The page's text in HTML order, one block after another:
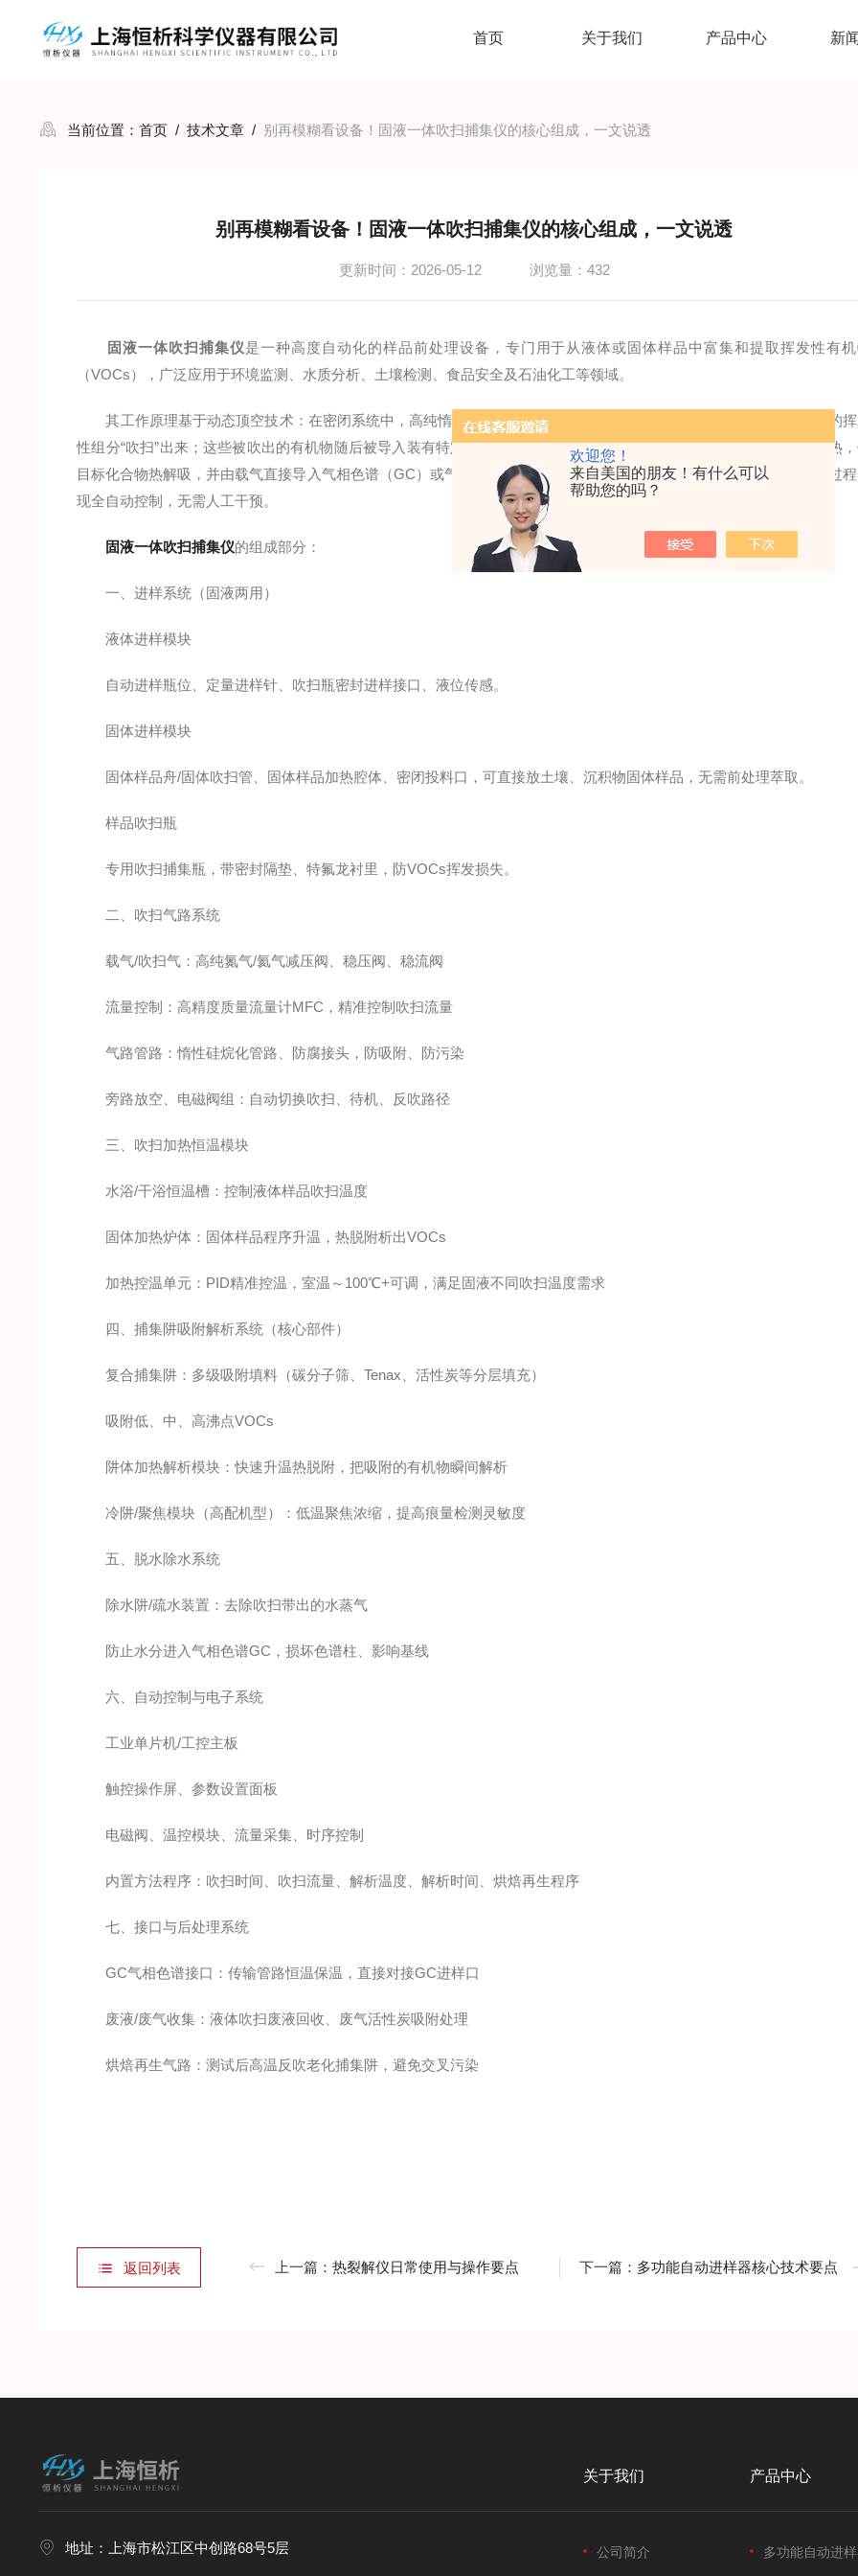
欢迎您！
来自美国的朋友！有什么可以
帮助您的吗？
首页 关于我们 产品中心 新
当前位置：首页 /技术文章 / 别再模糊看设备！固液一体吹扫捕集仪的核心组成，一文说透
别再模糊看设备！固液一体吹扫捕集仪的核心组成，一文说透
更新时间：2026-05-12 浏览量：432
固液一体吹扫捕集仪是一种高度自动化的样品前处理设备，专门用于从液体或固体样品中富集和提取挥发性有
（VOCs），广泛应用于环境监测、水质分析、土壤检测、食品安全及石油化工等领域。
其工作原理基于动态顶空技术：在密闭系统中，高纯惰性气体（如氦气或氮气）以恒定流速通入样品瓶，将样品中的
性组分“吹扫”出来；这些被吹出的有机物随后被导入装有特定吸附剂的低温捕集管中富集。完成吹扫后，捕集管迅速加热
目标化合物热解吸，并由载气直接导入气相色谱（GC）或气相色谱-质谱联用仪（GC-MS）进行分离与定量分析。整个过
现全自动控制，无需人工干预。
固液一体吹扫捕集仪的组成部分：
一、进样系统（固液两用）
液体进样模块
自动进样瓶位、定量进样针、吹扫瓶密封进样接口、液位传感。
固体进样模块
固体样品舟/固体吹扫管、固体样品加热腔体、密闭投料口，可直接放土壤、沉积物固体样品，无需前处理萃取。
样品吹扫瓶
专用吹扫捕集瓶，带密封隔垫、特氟龙衬里，防VOCs挥发损失。
二、吹扫气路系统
载气/吹扫气：高纯氮气/氦气减压阀、稳压阀、稳流阀
流量控制：高精度质量流量计MFC，精准控制吹扫流量
气路管路：惰性硅烷化管路、防腐接头，防吸附、防污染
旁路放空、电磁阀组：自动切换吹扫、待机、反吹路径
三、吹扫加热恒温模块
水浴/干浴恒温槽：控制液体样品吹扫温度
固体加热炉体：固体样品程序升温，热脱附析出VOCs
加热控温单元：PID精准控温，室温～100℃+可调，满足固液不同吹扫温度需求
四、捕集阱吸附解析系统（核心部件）
复合捕集阱：多级吸附填料（碳分子筛、Tenax、活性炭等分层填充）
吸附低、中、高沸点VOCs
阱体加热解析模块：快速升温热脱附，把吸附的有机物瞬间解析
冷阱/聚焦模块（高配机型）：低温聚焦浓缩，提高痕量检测灵敏度
五、脱水除水系统
除水阱/疏水装置：去除吹扫带出的水蒸气
防止水分进入气相色谱GC，损坏色谱柱、影响基线
六、自动控制与电子系统
工业单片机/工控主板
触控操作屏、参数设置面板
电磁阀、温控模块、流量采集、时序控制
内置方法程序：吹扫时间、吹扫流量、解析温度、解析时间、烘焙再生程序
七、接口与后处理系统
GC气相色谱接口：传输管路恒温保温，直接对接GC进样口
废液/废气收集：液体吹扫废液回收、废气活性炭吸附处理
烘焙再生气路：测试后高温反吹老化捕集阱，避免交叉污染
返回列表 上一篇：热裂解仪日常使用与操作要点 下一篇： 多功能自动进样器核心技术要点
地址：上海市松江区中创路68号5层
关于我们
公司简介
产品中心
多功能自动进